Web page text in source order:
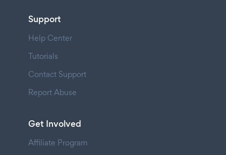
Support
Help Center
Tutorials
Contact Support
Report Abuse
Get Involved
Affiliate Program